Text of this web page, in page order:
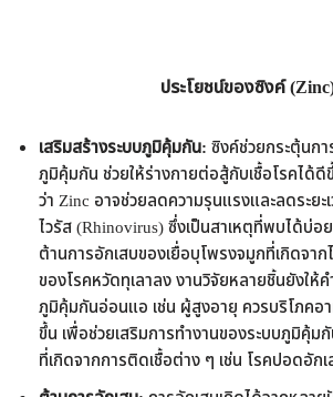
ประโยชน์ของซิงค์
เสริมสร้างระบบภูมิคุ้มกัน: ซิงค์ช่วยกระตุ้นก
ภูมิคุ้มกัน ช่วยให้ร่างกายต่อสู้กับเชื้อโรคได้
ว่า Zinc อาจช่วยลดความรุนแรงและลดระยะ
ไวรัส (Rhinovirus) ซึ่งเป็นสาเหตุที่พบได้บ่อ
ต้านการอักเสบของเยื่อบุโพรงจมูกที่เกิดจาก
ของโรคหวัดทุเลาลง งานวิจัยหลายชิ้นยังให้
ภูมิคุ้มกันอ่อนแอ เช่น ผู้สูงอายุ ควรบริโภคอ
ขึ้น เพื่อช่วยเสริมการทำงานของระบบภูมิคุ้ม
ที่เกิดจากการติดเชื้อต่าง ๆ เช่น โรคปอดอัก